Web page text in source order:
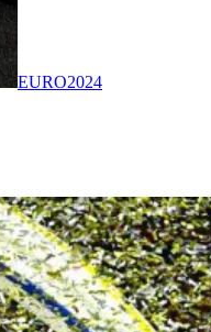
EURO2024